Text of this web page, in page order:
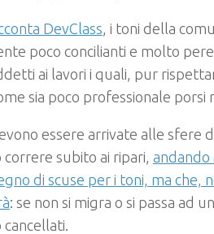
DevClass, i toni della
poco concilianti e molto
ai lavori i quali, pur
sia poco professionale porsi
essere arrivate alle sfere
subito ai ripari, andando
di scuse per i toni, ma che,
: se non si migra o si passa ad